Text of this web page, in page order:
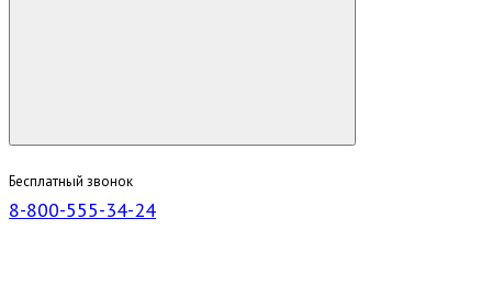
Бесплатный звонок
8-800-555-34-24